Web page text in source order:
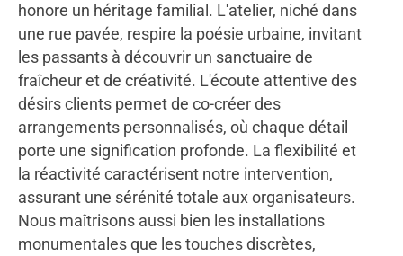
honore un héritage familial. L'atelier, niché dans
une rue pavée, respire la poésie urbaine, invitant
les passants à découvrir un sanctuaire de
fraîcheur et de créativité. L'écoute attentive des
désirs clients permet de co-créer des
arrangements personnalisés, où chaque détail
porte une signification profonde. La flexibilité et
la réactivité caractérisent notre intervention,
assurant une sérénité totale aux organisateurs.
Nous maîtrisons aussi bien les installations
monumentales que les touches discrètes,